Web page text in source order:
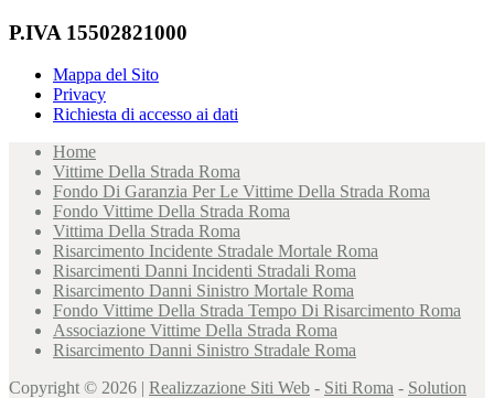
P.IVA 15502821000
Mappa del Sito
Privacy
Richiesta di accesso ai dati
Home
Vittime Della Strada Roma
Fondo Di Garanzia Per Le Vittime Della Strada Roma
Fondo Vittime Della Strada Roma
Vittima Della Strada Roma
Risarcimento Incidente Stradale Mortale Roma
Risarcimenti Danni Incidenti Stradali Roma
Risarcimento Danni Sinistro Mortale Roma
Fondo Vittime Della Strada Tempo Di Risarcimento Roma
Associazione Vittime Della Strada Roma
Risarcimento Danni Sinistro Stradale Roma
Copyright © 2026 | Realizzazione Siti Web - Siti Roma - Solution